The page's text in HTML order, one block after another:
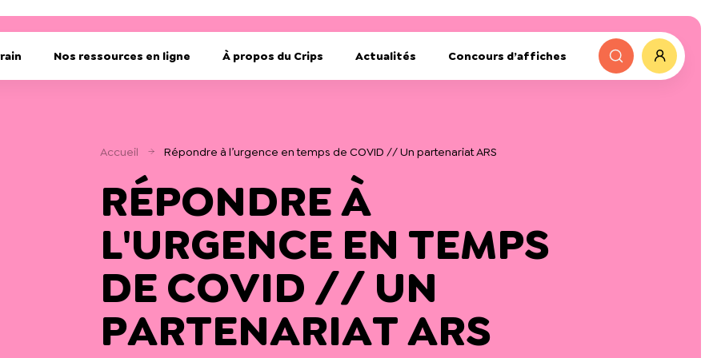
Nos ressources en ligne À propos du Crips Actualités Concours d’affiches
Accueil Répondre à l’urgence en temps de COVID // Un partenariat ARS
RÉPONDRE À
L'URGENCE EN TEMPS
DE COVID // UN
PARTENARIAT ARS